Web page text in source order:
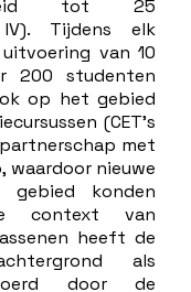
tot 25
IV). Tijdens elk
van 10
200 studenten
op het gebied
(CET's
met
waardoor nieuwe
konden
context van
heeft de
als
door de